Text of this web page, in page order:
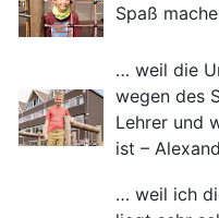
Spaß
… weil die
wegen des
Lehrer und
ist –
… weil ich